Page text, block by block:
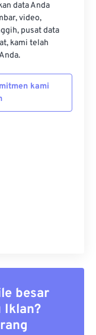
data Anda
video,
pusat data
kami telah
kami
besar
Iklan?